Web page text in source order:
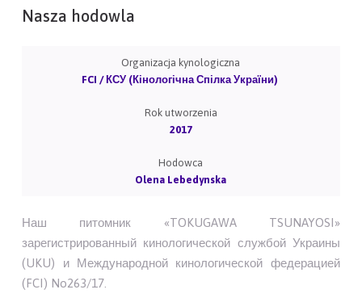
Nasza hodowla
Organizacja kynologiczna
FCI / КСУ (Кінологічна Спілка України)
Rok utworzenia
2017
Hodowca
Olena Lebedynska
Наш питомник «TOKUGAWA TSUNAYOSI»
зарегистрированный кинологической службой Украины
(UKU) и Международной кинологической федерацией
(FCI) No263/17.